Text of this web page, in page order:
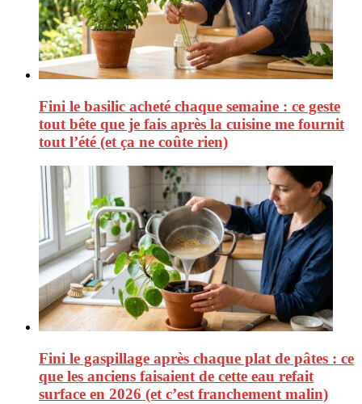
Fini le basilic acheté chaque semaine : ce geste
tout bête que je fais après la cuisine me fournit
tout l’été (et ça ne coûte rien)
Fini le gaspillage après chaque plat de pâtes : ce
que les anciens faisaient de cette eau refait
surface en 2026 (et c’est franchement malin)